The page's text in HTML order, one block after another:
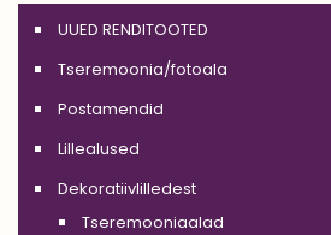
UUED RENDITOOTED
Tseremoonia/fotoala
Postamendid
Lillealused
Dekoratiivlilledest
Tseremooniaalad